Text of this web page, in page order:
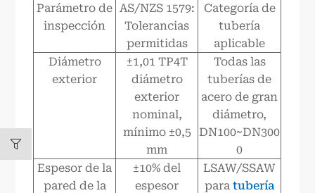
Parámetro de
inspección
AS/NZS 1579:
Tolerancias
permitidas
Categoría de
tubería
aplicable
Diámetro
exterior
±1,01 TP4T
diámetro
exterior
nominal,
mínimo ±0,5
mm
Todas las
tuberías de
acero de gran
diámetro,
DN100~DN300
0
Espesor de la
pared de la
±10% del
espesor
LSAW/SSAW
para tubería